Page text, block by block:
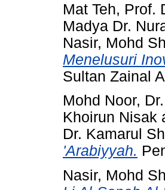
Mat Teh, Prof.
Madya Dr.
Nasir, Mohd
Menelusuri
Sultan Zainal
Mohd Noor,
Khoirun Nisak
Dr. Kamarul
'Arabiyyah.
Nasir, Mohd